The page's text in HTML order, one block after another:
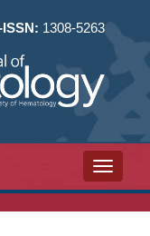
ISSN: 1308-5263
Toggle